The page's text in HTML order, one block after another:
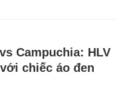
Campuchia: HLV
chiếc áo đen